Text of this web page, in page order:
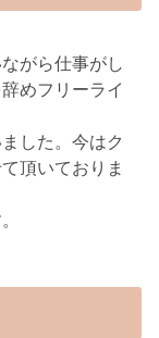
がら仕事がし
めフリーライ
した。今はク
頂いておりま